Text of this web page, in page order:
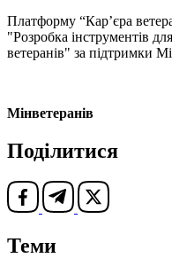
Платформу “Кар’єра
"Розробка інструментів
ветеранів" за підтримки
Мінветеранів
Поділитися
Теми